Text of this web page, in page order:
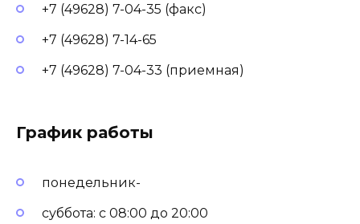
+7 (49628) 7-04-35 (факс)
+7 (49628) 7-14-65
+7 (49628) 7-04-33 (приемная)
График работы
понедельник-
суббота: с 08:00 до 20:00